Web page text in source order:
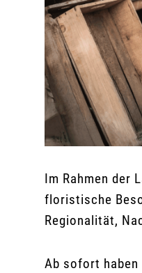
Im Rahmen der
floristische
Regionalität,
Ab sofort